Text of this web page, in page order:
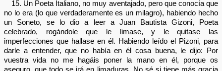
15. Un Poeta Italiano, no muy aventajado, pero que conocía que
no lo era (lo que verdaderamente es un milagro), habiendo hecho
un Soneto, se lo dio a leer a Juan Bautista Gizoni, Poeta
celebrado, rogándole que le limase, y le quitase las
imperfecciones que hallase en él. Habiendo leído el Pizoni, para
darle a entender, que no había en él cosa buena, le dijo: Por
vuestra vida no me hagáis poner la mano en él, porque os
aseguro, que todo se irá en limaduras. No sé si tiene más gracia